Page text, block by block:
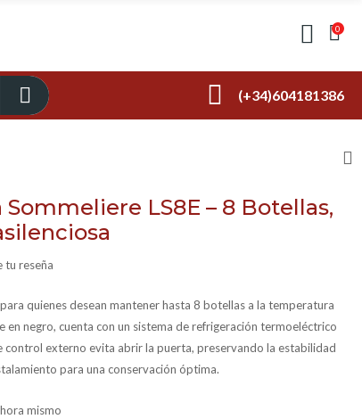
0
(+34)604181386
LS8E – 8 Botellas,
tu reseña
quienes desean mantener hasta 8 botellas a la temperatura
en negro, cuenta con un sistema de refrigeración termoeléctrico
control externo evita abrir la puerta, preservando la estabilidad
para una conservación óptima.
mismo